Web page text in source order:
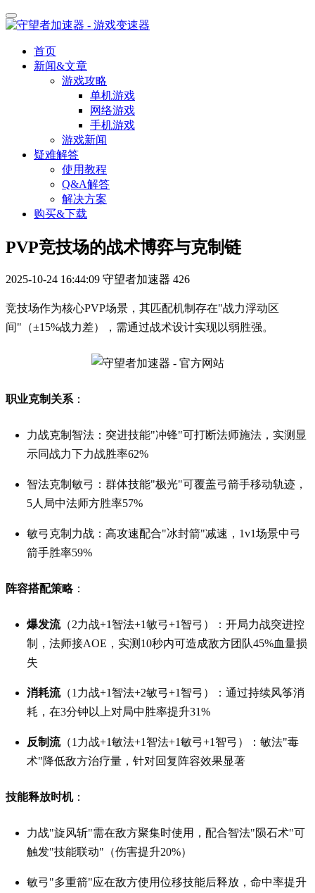
首页
新闻&文章
游戏攻略
单机游戏
网络游戏
手机游戏
游戏新闻
疑难解答
使用教程
Q&A解答
解决方案
购买&下载
PVP竞技场的战术博弈与克制链
2025-10-24 16:44:09 守望者加速器 426
竞技场作为核心PVP场景，其匹配机制存在"战力浮动区
间"（±15%战力差），需通过战术设计实现以弱胜强。
职业克制关系 ：
力战克制智法：突进技能"冲锋"可打断法师施法，实测显
示同战力下力战胜率62%
智法克制敏弓：群体技能"极光"可覆盖弓箭手移动轨迹，
5人局中法师方胜率57%
敏弓克制力战：高攻速配合"冰封箭"减速，1v1场景中弓
箭手胜率59%
阵容搭配策略：
爆发流（2力战+1智法+1敏弓+1智弓）：开局力战突进控
制，法师接AOE，实测10秒内可造成敌方团队45%血量损
失
消耗流（1力战+1智法+2敏弓+1智弓）：通过持续风筝消
耗，在3分钟以上对局中胜率提升31%
反制流（1力战+1敏法+1智法+1敏弓+1智弓）：敏法"毒
术"降低敌方治疗量，针对回复阵容效果显著
技能释放时机：
力战"旋风斩"需在敌方聚集时使用，配合智法"陨石术"可
触发"技能联动"（伤害提升20%）
敏弓"多重箭"应在敌方使用位移技能后释放，命中率提升